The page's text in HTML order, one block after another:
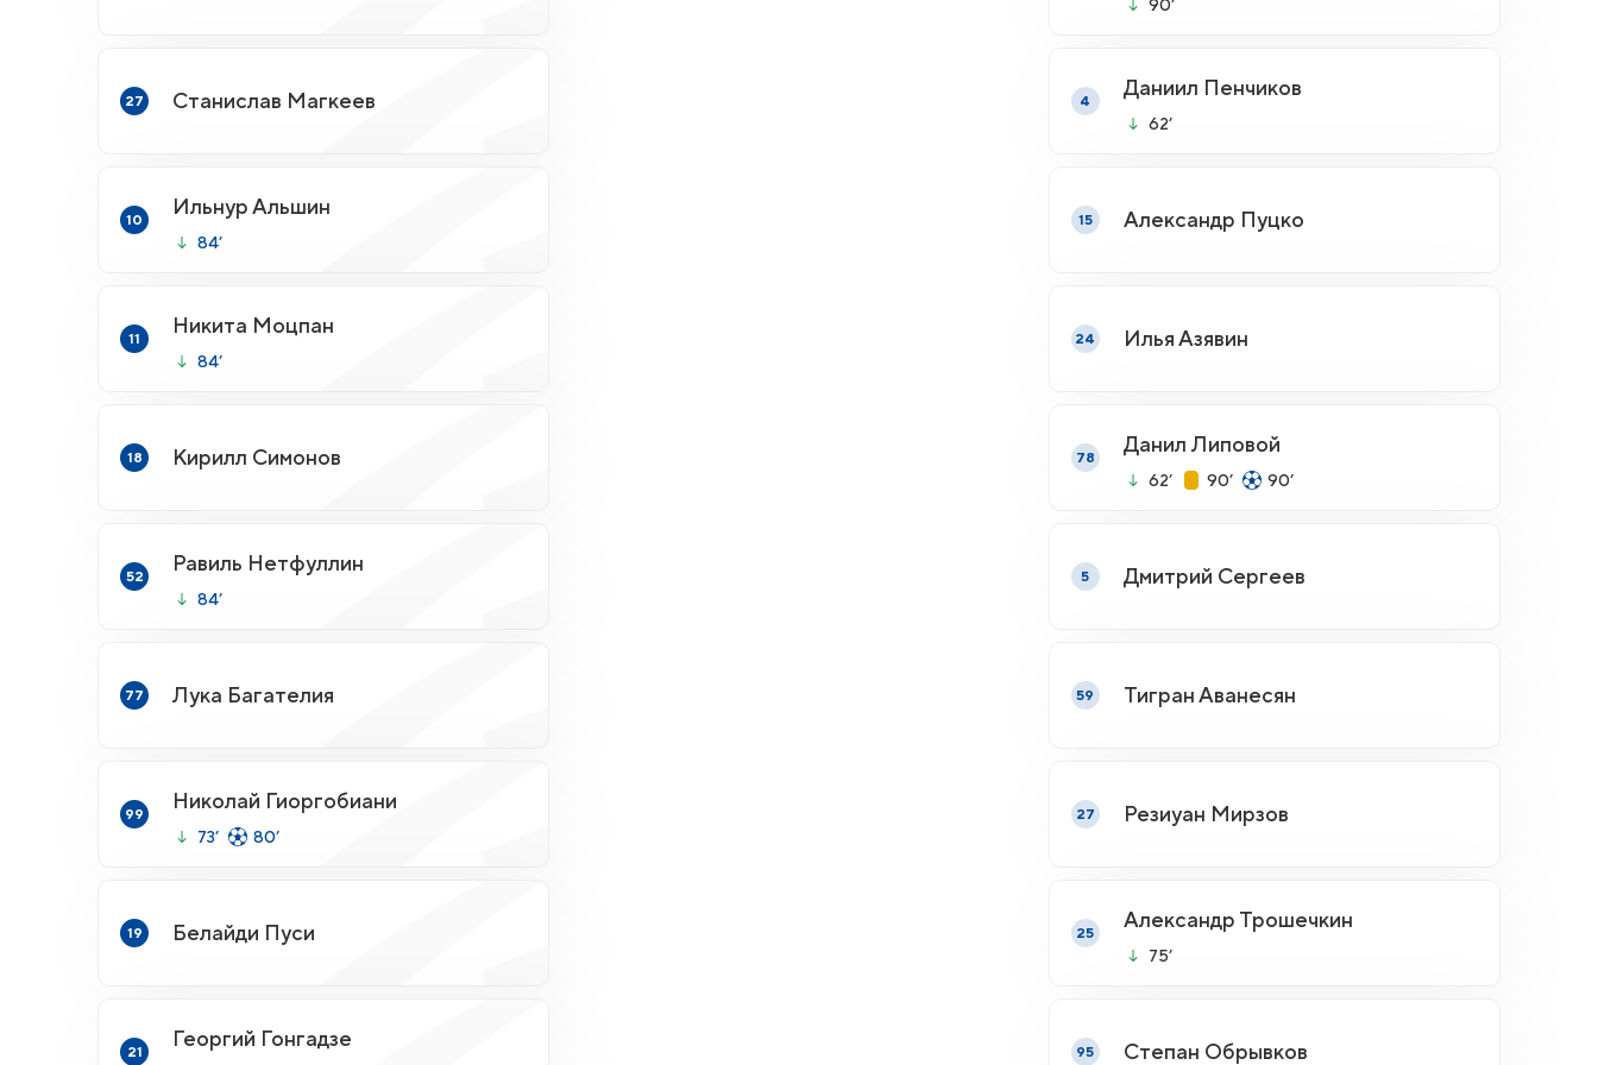
27 Станислав Магкеев
10
Ильнур Альшин
84’
11
Никита Моцпан
84’
18 Кирилл Симонов
52
Равиль Нетфуллин
84’
77 Лука Багателия
99
Николай Гиоргобиани
73’ 80’
19 Белайди Пуси
21
Георгий Гонгадзе
90’
4
Даниил Пенчиков
62’
15 Александр Пуцко
24 Илья Азявин
78
Данил Липовой
62’ 90’ 90’
5 Дмитрий Сергеев
59 Тигран Аванесян
27 Резиуан Мирзов
25
Александр Трошечкин
75’
95 Степан Обрывков